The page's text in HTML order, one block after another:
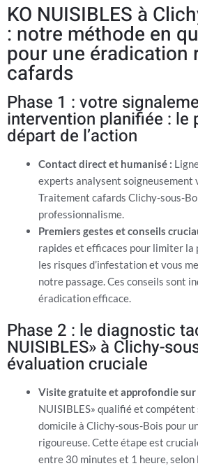
KO NUISIBLES à
: notre méthode en
pour une éradication
cafards
Phase 1 : votre
intervention planifiée : le
départ de l’action
Contact direct et humanisé :
experts analysent soigneusement
Traitement cafards Clichy-sous-
professionnalisme.
Premiers gestes et conseils
rapides et efficaces pour limiter
les risques d’infestation et vous
notre passage. Ces conseils sont
éradication efficace.
Phase 2 : le diagnostic
NUISIBLES» à Clichy-
évaluation cruciale
Visite gratuite et approfondie sur
NUISIBLES» qualifié et
domicile à Clichy-sous-Bois pour
rigoureuse. Cette étape est
entre 30 minutes et 1 heure,